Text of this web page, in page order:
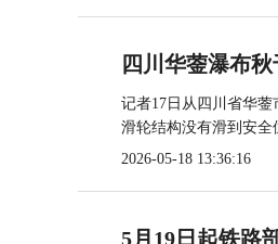
四川华蓥瀑布
记者17日从四川省华
滑轮结构没有滑到安
2026-05-18 13:36:16
5月19日起铁路